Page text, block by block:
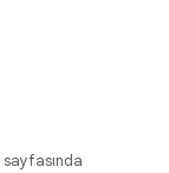
sayfasında